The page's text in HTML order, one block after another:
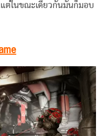
ต่ในขณะเดียวกันมันก็มอบ